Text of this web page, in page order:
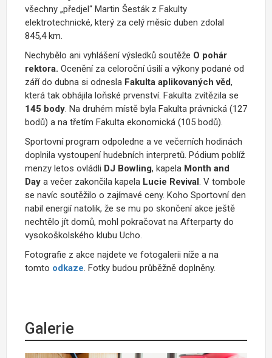
všechny „předjel“ Martin Šesták z Fakulty
elektrotechnické, který za celý měsíc duben zdolal
845,4 km.
Nechybělo ani vyhlášení výsledků soutěže O pohár
rektora. Ocenění za celoroční úsilí a výkony podané od
září do dubna si odnesla Fakulta aplikovaných věd,
která tak obhájila loňské prvenství. Fakulta zvítězila se
145 body. Na druhém místě byla Fakulta právnická (127
bodů) a na třetím Fakulta ekonomická (105 bodů).
Sportovní program odpoledne a ve večerních hodinách
doplnila vystoupení hudebních interpretů. Pódium poblíž
menzy letos ovládli DJ Bowling, kapela Month and
Day a večer zakončila kapela Lucie Revival. V tombole
se navíc soutěžilo o zajímavé ceny. Koho Sportovní den
nabil energií natolik, že se mu po skončení akce ještě
nechtělo jít domů, mohl pokračovat na Afterparty do
vysokoškolského klubu Ucho.
Fotografie z akce najdete ve fotogalerii níže a na
tomto odkaze. Fotky budou průběžně doplněny.
Galerie